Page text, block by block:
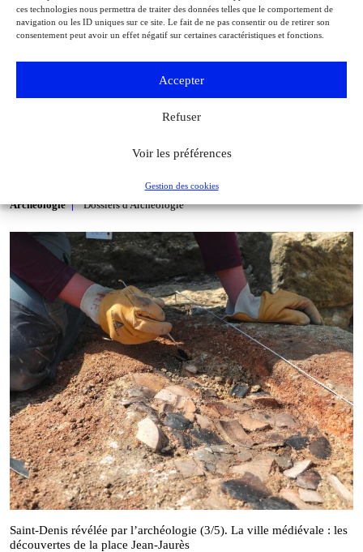
ces technologies nous permettra de traiter des données telles que le comportement de
navigation ou les ID uniques sur ce site. Le fait de ne pas consentir ou de retirer son
consentement peut avoir un effet négatif sur certaines caractéristiques et fonctions.
Accepter
Refuser
Voir les préférences
Gestion des cookies
Archéologie Dossiers d'Archéologie
Saint‑Denis révélée par l’archéologie (3/5). La ville médiévale : les
découvertes de la place Jean‑Jaurès